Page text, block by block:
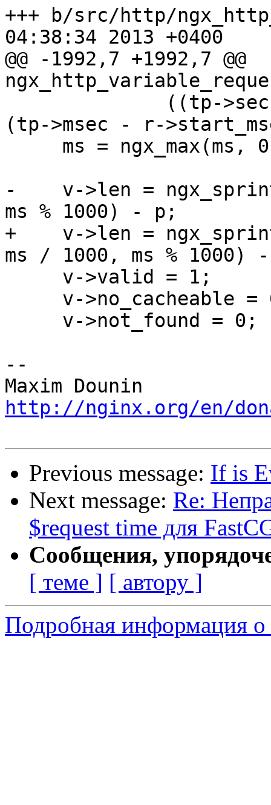
+++ b/src/http/
04:38:34 2013 +0400
@@ -1992,7 +1992,7 @@
(tp->msec - r-
-    v->len =
ms % 1000) - p;
+    v->len =
ms / 1000, ms % 1000)
--
http://nginx.org/en/
Previous message: If is
Next message: Re:
$request time для
Сообщения,
[ теме ] [ автору ]
Подробная информация